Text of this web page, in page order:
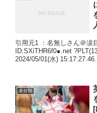
引用元1 ：名無しさん＠涙
ID:SXiTHR6f0●.net
2024/05/01(水)
未分類